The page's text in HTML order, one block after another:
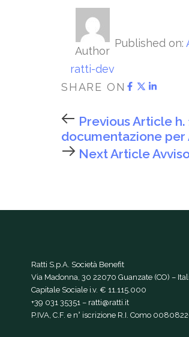
Author
ratti-dev
Published on:
SHARE ON
Previous Article
documentazione per
Next Article
Ratti S.p.A. Società Benefit
Via Madonna, 30 22070 Guanzate (CO) –
Capitale Sociale i.v. € 11.115.000
+39 031 35351 – ratti@ratti.it
P.IVA, C.F. e n° iscrizione R.I. Como